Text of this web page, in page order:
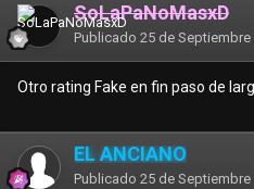
SoLaPaNoMasxD
Publicado 25 de Septiembre
Otro rating Fake en fin paso de
EL ANCIANO
Publicado 25 de Septiembre